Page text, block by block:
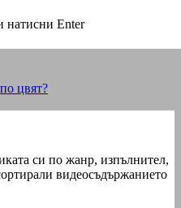
натисни Enter
цвят?
си по жанр, изпълнител,
видеосъдържанието